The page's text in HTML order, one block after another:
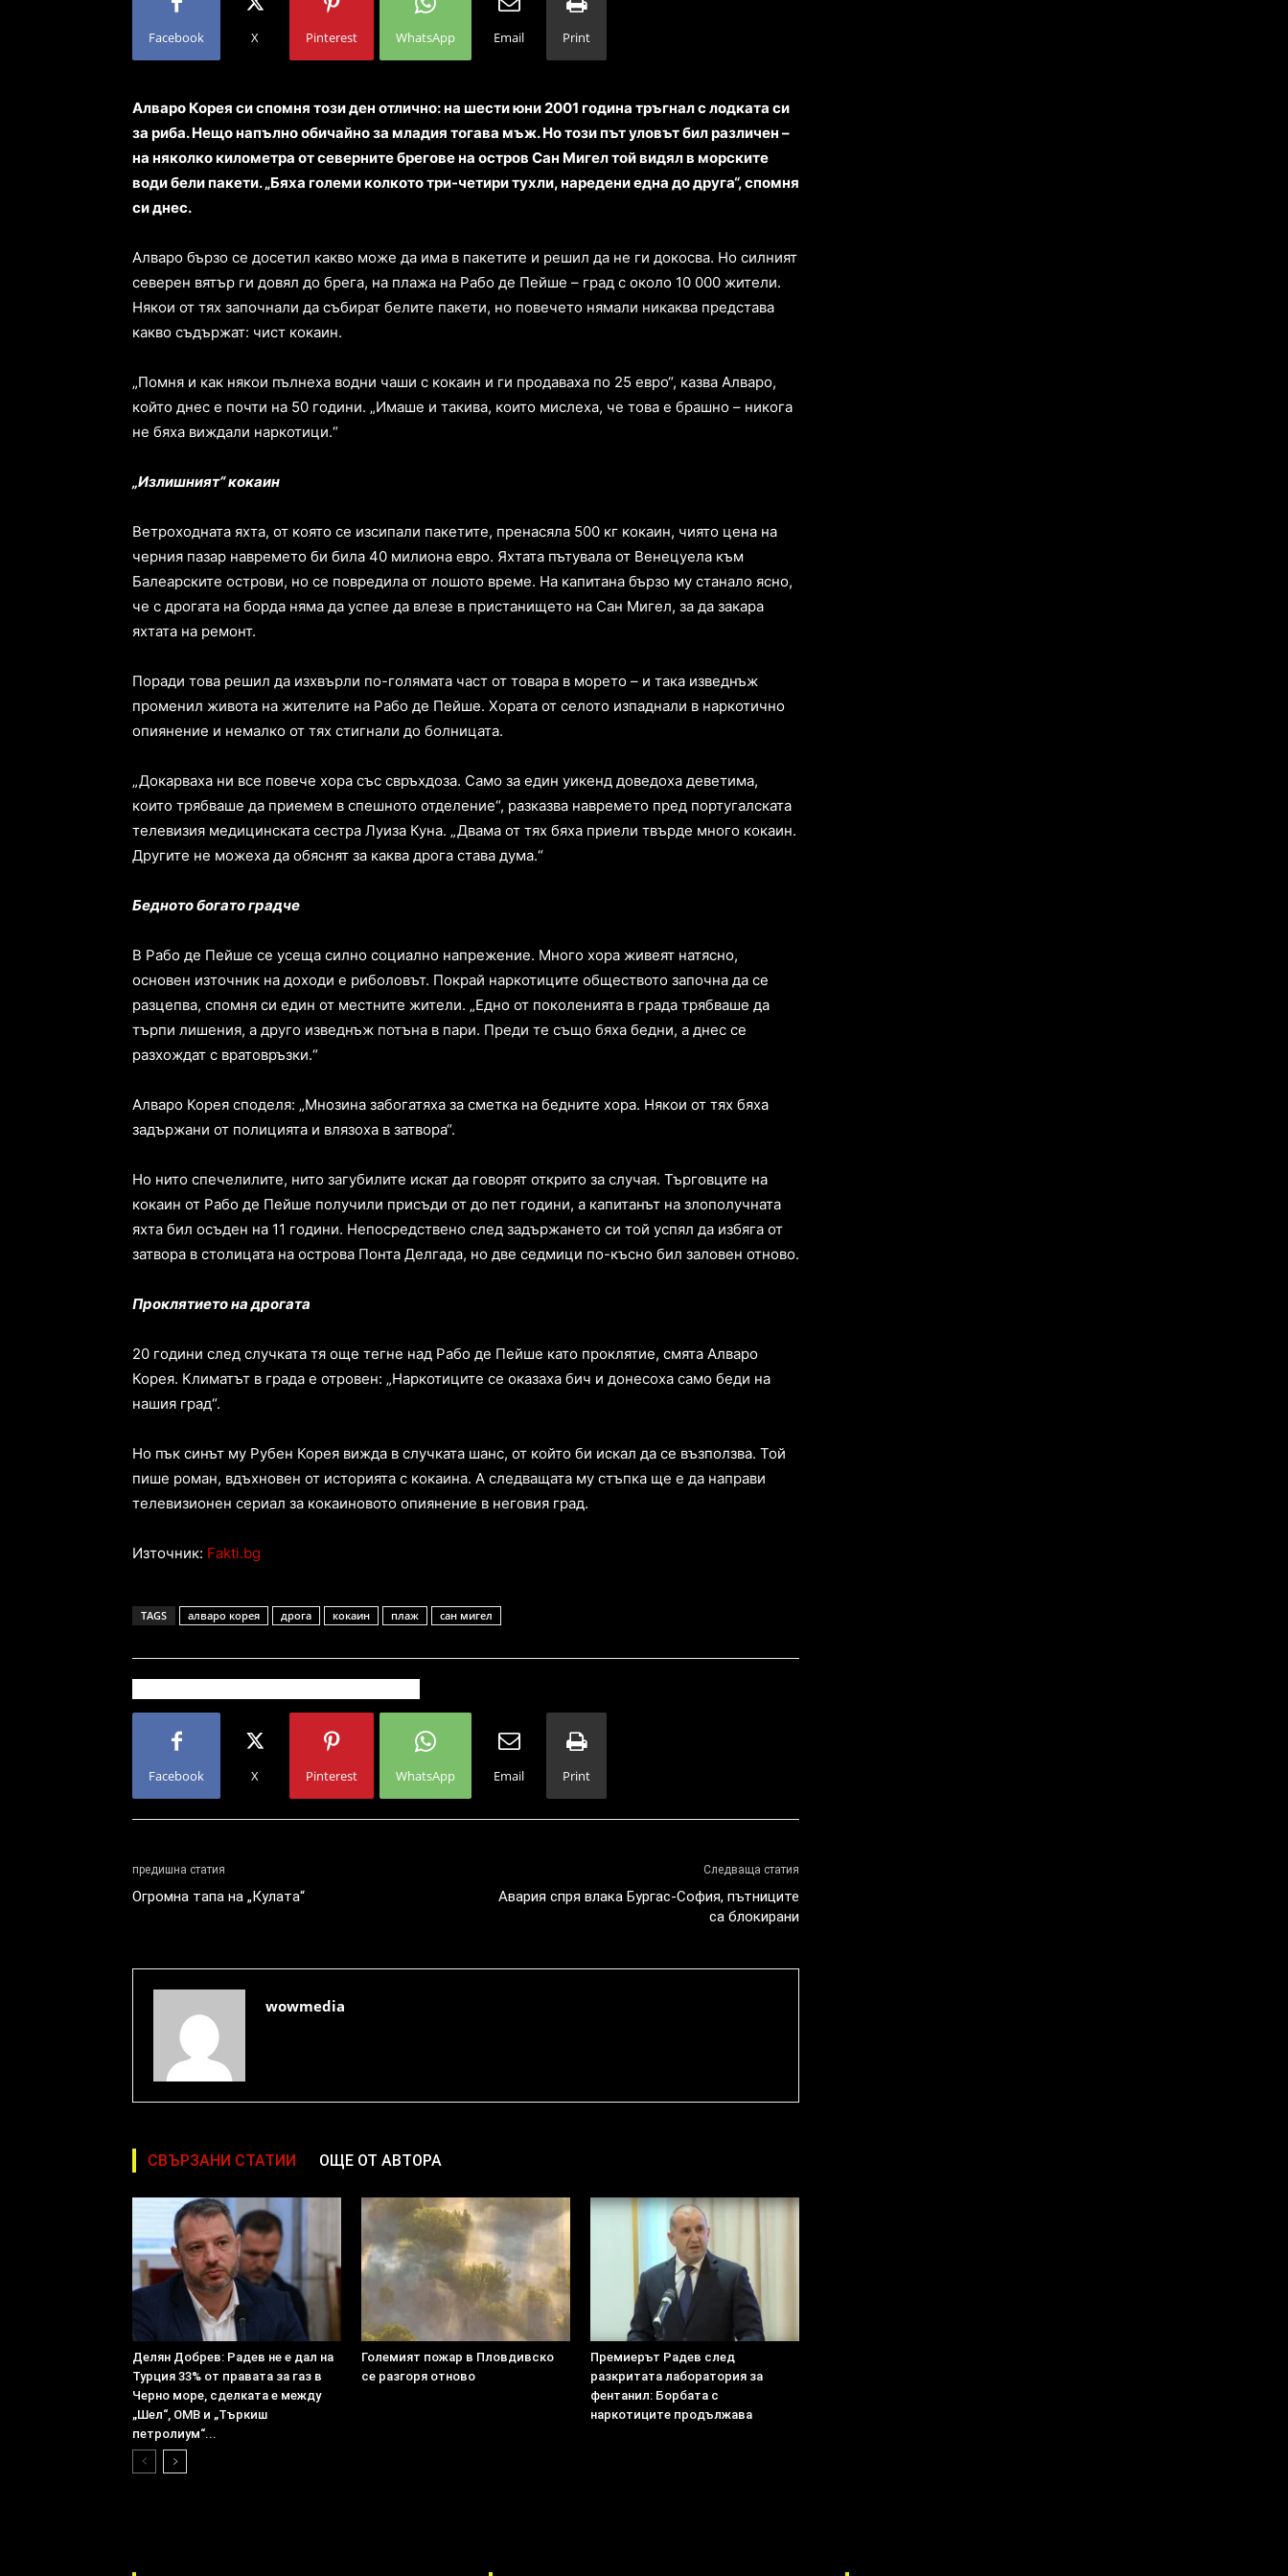
Facebook X Pinterest WhatsApp Email Print
Алваро Корея си спомня този ден отлично: на шести юни 2001 година тръгнал с лодката си
за риба. Нещо напълно обичайно за младия тогава мъж. Но този път уловът бил различен –
на няколко километра от северните брегове на остров Сан Мигел той видял в морските
води бели пакети. „Бяха големи колкото три-четири тухли, наредени една до друга“, спомня
си днес.
Алваро бързо се досетил какво може да има в пакетите и решил да не ги докосва. Но силният
северен вятър ги довял до брега, на плажа на Рабо де Пейше – град с около 10 000 жители.
Някои от тях започнали да събират белите пакети, но повечето нямали никаква представа
какво съдържат: чист кокаин.
„Помня и как някои пълнеха водни чаши с кокаин и ги продаваха по 25 евро“, казва Алваро,
който днес е почти на 50 години. „Имаше и такива, които мислеха, че това е брашно – никога
не бяха виждали наркотици.“
„Излишният“ кокаин
Ветроходната яхта, от която се изсипали пакетите, пренасяла 500 кг кокаин, чиято цена на
черния пазар навремето би била 40 милиона евро. Яхтата пътувала от Венецуела към
Балеарските острови, но се повредила от лошото време. На капитана бързо му станало ясно,
че с дрогата на борда няма да успее да влезе в пристанището на Сан Мигел, за да закара
яхтата на ремонт.
Поради това решил да изхвърли по-голямата част от товара в морето – и така изведнъж
променил живота на жителите на Рабо де Пейше. Хората от селото изпаднали в наркотично
опиянение и немалко от тях стигнали до болницата.
„Докарваха ни все повече хора със свръхдоза. Само за един уикенд доведоха деветима,
които трябваше да приемем в спешното отделение“, разказва навремето пред португалската
телевизия медицинската сестра Луиза Куна. „Двама от тях бяха приели твърде много кокаин.
Другите не можеха да обяснят за каква дрога става дума.“
Бедното богато градче
В Рабо де Пейше се усеща силно социално напрежение. Много хора живеят натясно,
основен източник на доходи е риболовът. Покрай наркотиците обществото започна да се
разцепва, спомня си един от местните жители. „Едно от поколенията в града трябваше да
търпи лишения, а друго изведнъж потъна в пари. Преди те също бяха бедни, а днес се
разхождат с вратовръзки.“
Алваро Корея споделя: „Мнозина забогатяха за сметка на бедните хора. Някои от тях бяха
задържани от полицията и влязоха в затвора“.
Но нито спечелилите, нито загубилите искат да говорят открито за случая. Търговците на
кокаин от Рабо де Пейше получили присъди от до пет години, а капитанът на злополучната
яхта бил осъден на 11 години. Непосредствено след задържането си той успял да избяга от
затвора в столицата на острова Понта Делгада, но две седмици по-късно бил заловен отново.
Проклятието на дрогата
20 години след случката тя още тегне над Рабо де Пейше като проклятие, смята Алваро
Корея. Климатът в града е отровен: „Наркотиците се оказаха бич и донесоха само беди на
нашия град“.
Но пък синът му Рубен Корея вижда в случката шанс, от който би искал да се възползва. Той
пише роман, вдъхновен от историята с кокаина. А следващата му стъпка ще е да направи
телевизионен сериал за кокаиновото опиянение в неговия град.
Източник: Fakti.bg
TAGS алваро корея дрога кокаин плаж сан мигел
Facebook X Pinterest WhatsApp Email Print
предишна статия
Огромна тапа на „Кулата“
Следваща статия
Авария спря влака Бургас-София, пътниците
са блокирани
wowmedia
СВЪРЗАНИ СТАТИИ ОЩЕ ОТ АВТОРА
Делян Добрев: Радев не е дал на
Турция 33% от правата за газ в
Черно море, сделката е между
„Шел“, ОМВ и „Търкиш
петролиум“...
Големият пожар в Пловдивско
се разгоря отново
Премиерът Радев след
разкритата лаборатория за
фентанил: Борбата с
наркотиците продължава